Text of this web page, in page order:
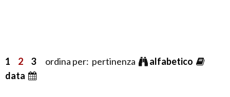
1 2 3ordina per: pertinenza
alfabetico
data